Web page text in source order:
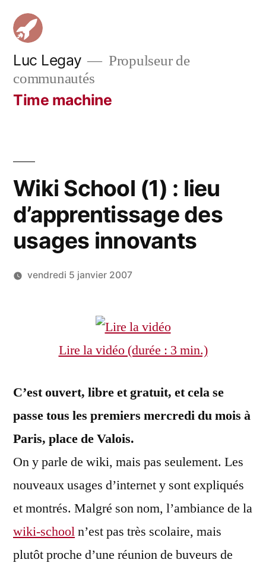
Aller
contenu
Luc Legay
Propulseur de
communautés
Time machine
Wiki School (1) : lieu
d’apprentissage des
usages innovants
vendredi 5 janvier 2007
commentaires
sur
Wiki
lieu
usages
innovants
Lire la vidéo (durée : 3 min.)
C’est ouvert, libre et gratuit, et cela se
passe tous les premiers mercredi du mois à
Paris, place de Valois.
On y parle de wiki, mais pas seulement. Les
nouveaux usages d’internet y sont expliqués
et montrés. Malgré son nom, l’ambiance de la
wiki-schooln’est pas très scolaire, mais
plutôt proche d’une réunion de buveurs de